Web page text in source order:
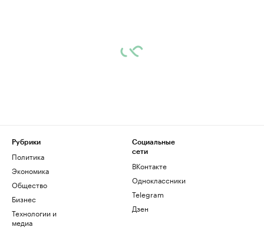
Рубрики
Политика
Экономика
Общество
Бизнес
Технологии и
медиа
Социальные
сети
ВКонтакте
Одноклассники
Telegram
Дзен